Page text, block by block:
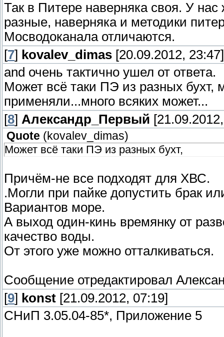
Так в Питере наверняка своя. У
разные, наверняка и методики
Мосводоканала отличаются.
[7] kovalev_dimas [20.09.2012, 23:47]
and очень тактично ушел от ответа.
Может всё таки ПЭ из разных бухт,
применяли...много всяких может...
[8] Александр_Первый
Quote (kovalev_dimas)
Может всё таки ПЭ из разных бухт,
Причём-не все подходят для ХВС.
.Могли при пайке допустить брак
Вариантов море.
А выход один-кинь времянку от
качество воды.
От этого уже можно отталкиваться.
Сообщение отредактировал
[9] konst [21.09.2012, 07:19]
СНиП 3.05.04-85*, Приложение 5